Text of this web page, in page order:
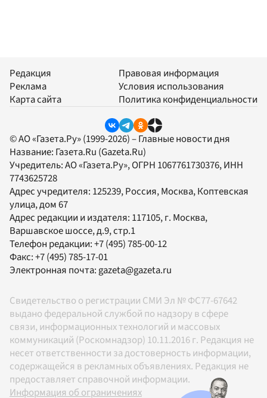
Редакция
Реклама
Карта сайта
Правовая информация
Условия использования
Политика конфиденциальности
© АО «Газета.Ру» (1999-2026) – Главные новости дня
Название: Газета.Ru (Gazeta.Ru)
Учредитель:АО «Газета.Ру», ОГРН 1067761730376, ИНН
7743625728
Адрес учредителя: 125239, Россия, Москва, Коптевская
улица, дом 67
Адрес редакции и издателя: 117105, г. Москва,
Варшавское шоссе, д.9, стр.1
Телефон редакции:+7 (495) 785-00-12
Факс:+7 (495) 785-17-01
Электронная почта:gazeta@gazeta.ru
Свидетельство о регистрации СМИ Эл № ФС77-67642
выдано федеральной службой по надзору в сфере
связи, информационных технологий и массовых
коммуникаций (Роскомнадзор) 10.11.2016 г. Редакция не
несет ответственности за достоверность информации,
содержащейся в рекламных объявлениях. Редакция не
предоставляет справочной информации.
Информация об ограничениях